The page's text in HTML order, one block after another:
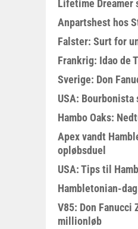
Lifetime Dreamer
Anpartshest hos
Falster: Surt for
Frankrig: Idao de
Sverige: Don
USA: Bourbonista
Hambo Oaks:
Apex vandt
opløbsduel
USA: Tips til
Hambletonian-
V85: Don
millionløb